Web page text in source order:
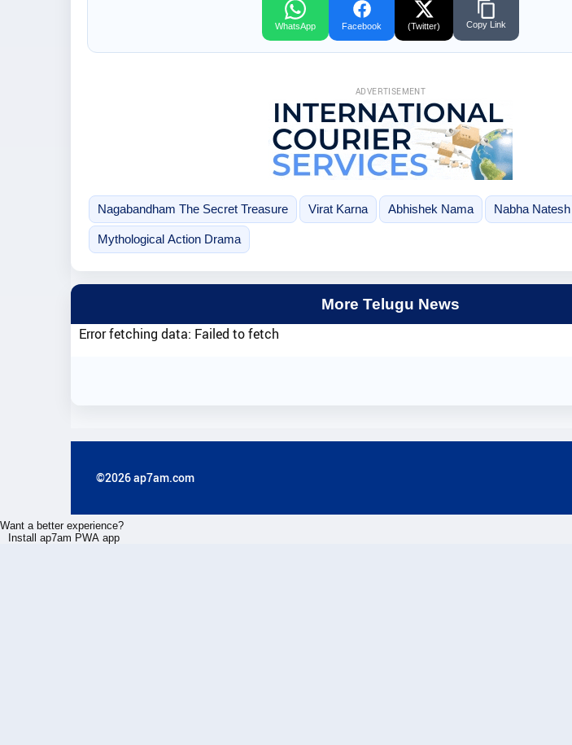
WhatsApp Facebook (Twitter) Copy Link
ADVERTISEMENT
Nagabandham The Secret Treasure Virat Karna Abhishek Nama Nabha Natesh
Mythological Action Drama
More Telugu News
Error fetching data: Failed to fetch
©2026 ap7am.com
Want a better experience?
Install ap7am PWA app